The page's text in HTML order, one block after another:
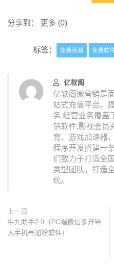
分享到： 更多 (0)
标签： 免费资源 免费软
亿软阁
亿软阁微营销是
站式充值平台。
务,经营业务覆盖
销软件,影视会员
育、游戏加速器
程序开发搭建一
们致力于打造全
类型团队，打造
统。
上一篇
牛九助手2.0（PC端微信多开导
入手机号加粉软件）